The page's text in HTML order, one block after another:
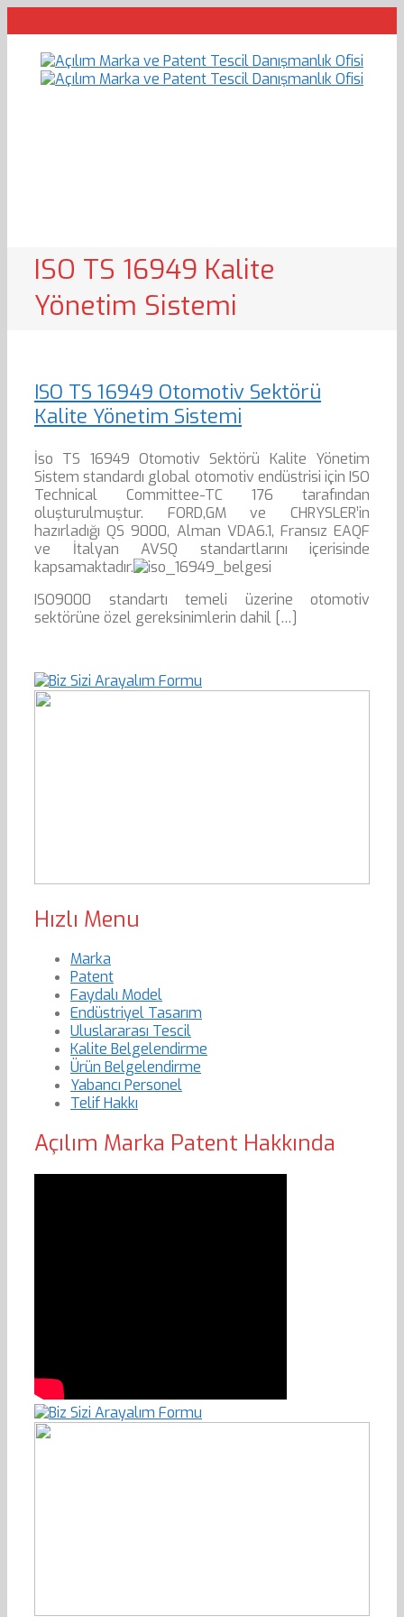
ISO TS 16949 Kalite
Yönetim Sistemi
ISO TS 16949 Otomotiv Sektörü
Kalite Yönetim Sistemi
İso TS 16949 Otomotiv Sektörü Kalite Yönetim
Sistem standardı global otomotiv endüstrisi için ISO
Technical Committee-TC 176 tarafından
oluşturulmuştur. FORD,GM ve CHRYSLER’in
hazırladığı QS 9000, Alman VDA6.1, Fransız EAQF
ve İtalyan AVSQ standartlarını içerisinde
kapsamaktadır.
ISO9000 standartı temeli üzerine otomotiv
sektörüne özel gereksinimlerin dahil […]
Hızlı Menu
Marka
Patent
Faydalı Model
Endüstriyel Tasarım
Uluslararası Tescil
Kalite Belgelendirme
Ürün Belgelendirme
Yabancı Personel
Telif Hakkı
Açılım Marka Patent Hakkında